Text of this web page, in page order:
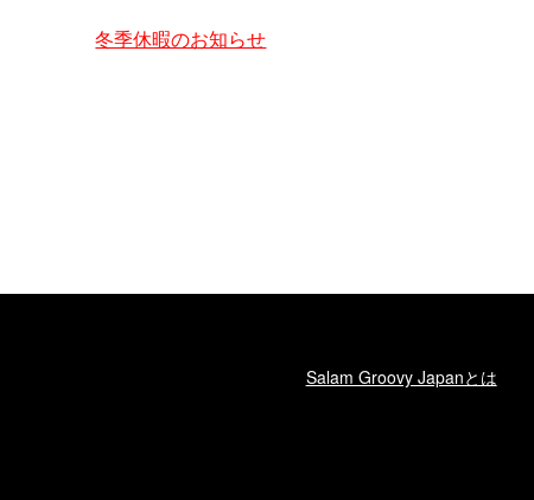
冬季休暇のお知らせ
Salam Groovy Japanとは